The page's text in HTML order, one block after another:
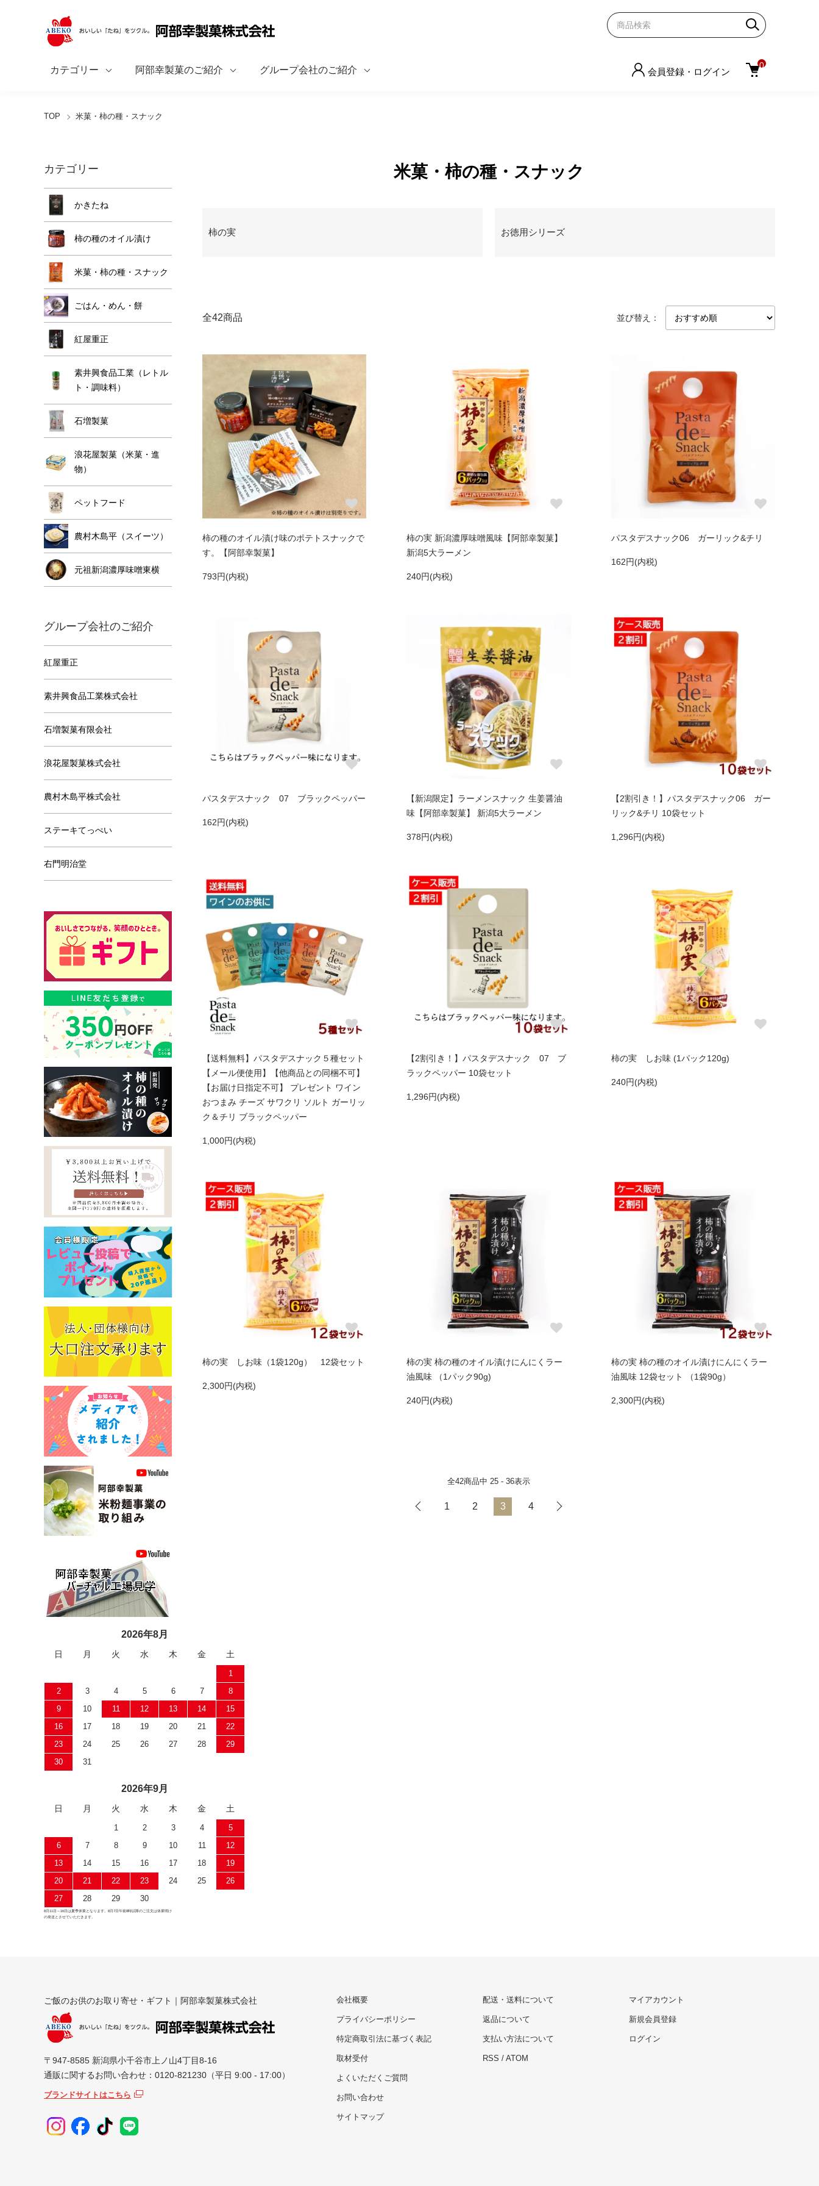
カテゴリー 阿部幸製菓のご紹介 グループ会社のご紹介 会員登録・ログイン
0
TOP 米菓・柿の種・スナック
米菓・柿の種・スナック
柿の実 お徳用シリーズ
全42商品 並び替え：
柿の種のオイル漬け味のポテトスナックで
す。【阿部幸製菓】
793円(内税)
柿の実 新潟濃厚味噌風味【阿部幸製菓】
新潟5大ラーメン
240円(内税)
パスタデスナック06 ガーリック&チリ
162円(内税)
パスタデスナック 07 ブラックペッパー
162円(内税)
【新潟限定】ラーメンスナック 生姜醤油
味【阿部幸製菓】 新潟5大ラーメン
378円(内税)
【2割引き！】パスタデスナック06 ガー
リック&チリ 10袋セット
1,296円(内税)
【送料無料】パスタデスナック５種セット
【メール便使用】【他商品との同梱不可】
【お届け日指定不可】 プレゼント ワイン
おつまみ チーズ サワクリ ソルト ガーリッ
ク＆チリ ブラックペッパー
1,000円(内税)
【2割引き！】パスタデスナック 07 ブ
ラックペッパー 10袋セット
1,296円(内税)
柿の実 しお味 (1パック120g)
240円(内税)
柿の実 しお味（1袋120g） 12袋セット
2,300円(内税)
柿の実 柿の種のオイル漬けにんにくラー
油風味 （1パック90g)
240円(内税)
柿の実 柿の種のオイル漬けにんにくラー
油風味 12袋セット （1袋90g）
2,300円(内税)
全42商品中 25 - 36表示
1 2 3 4
カテゴリー
かきたね
柿の種のオイル漬け
米菓・柿の種・スナック
ごはん・めん・餅
紅屋重正
素井興食品工業（レトル
ト・調味料）
石増製菓
浪花屋製菓（米菓・進
物）
ペットフード
農村木島平（スイーツ）
元祖新潟濃厚味噌東横
グループ会社のご紹介
紅屋重正
素井興食品工業株式会社
石増製菓有限会社
浪花屋製菓株式会社
農村木島平株式会社
ステーキてっぺい
右門明治堂
2026年8月
日 月 火 水 木 金 土
1
2
3 4 5 6 7
8
9
10 11 12 13 14
15
16
17 18 19 20 21
22
23
24 25 26 27 28
29
30
31
2026年9月
日 月 火 水 木 金 土
1 2 3 4
5
6
7 8 9 10 11
12
13
14 15 16 17 18
19
20
21 22 23 24 25
26
27
28 29 30
8月11日～16日は夏季休業となります。8月7日午前8時以降のご注文は休業明け
の発送とさせていただきます。
ご飯のお供のお取り寄せ・ギフト｜阿部幸製菓株式会社
〒947-8585 新潟県小千谷市上ノ山4丁目8-16
通販に関するお問い合わせ：0120-821230（平日 9:00 - 17:00）
ブランドサイトはこちら
会社概要
プライバシーポリシー
特定商取引法に基づく表記
取材受付
よくいただくご質問
お問い合わせ
サイトマップ
配送・送料について
返品について
支払い方法について
RSS / ATOM
マイアカウント
新規会員登録
ログイン